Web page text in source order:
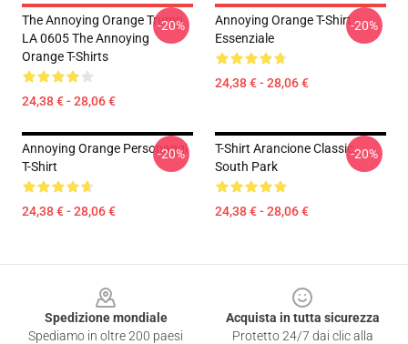
The Annoying Orange Trump
LA 0605 The Annoying
Orange T-Shirts
24,38 € - 28,06 €
-20%
Annoying Orange T-Shirt
Essenziale
24,38 € - 28,06 €
-20%
Annoying Orange Personaggi
T-Shirt
24,38 € - 28,06 €
-20%
T-Shirt Arancione Classic
South Park
24,38 € - 28,06 €
-20%
Spedizione mondiale
Spediamo in oltre 200 paesi
Acquista in tutta sicurezza
Protetto 24/7 dai clic alla